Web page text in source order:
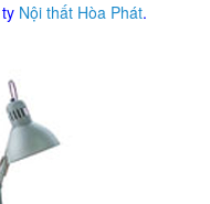
Nội thất Hòa Phát.